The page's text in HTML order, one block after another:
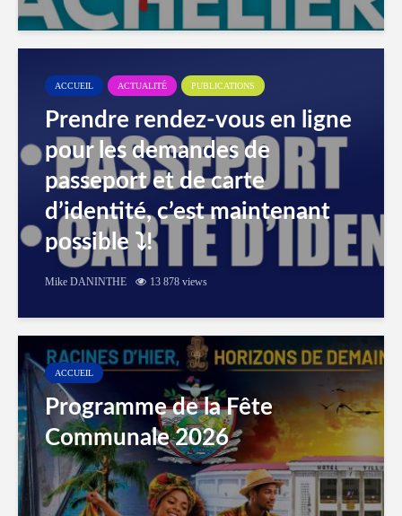
ACCUEIL ACTUALITÉ PUBLICATIONS
Prendre rendez-vous en ligne
pour les demandes de
passeport et de carte
d’identité, c’est maintenant
possible ⤵️!
Mike DANINTHE 13 878 views
ACCUEIL
Programme de la Fête
Communale 2026